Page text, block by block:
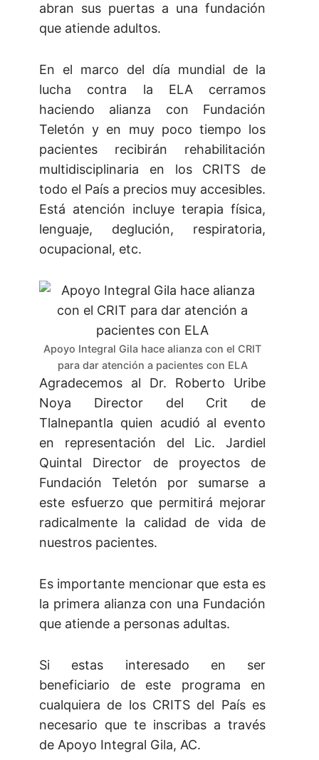
abran sus puertas a una fundación
que atiende adultos.
En el marco del día mundial de la
lucha contra la ELA cerramos
haciendo alianza con Fundación
Teletón y en muy poco tiempo los
pacientes recibirán rehabilitación
multidisciplinaria en los CRITS de
todo el País a precios muy accesibles.
Está atención incluye terapia física,
lenguaje, deglución, respiratoria,
ocupacional, etc.
Apoyo Integral Gila hace alianza con el CRIT
para dar atención a pacientes con ELA
Agradecemos al Dr. Roberto Uribe
Noya Director del Crit de
Tlalnepantla quien acudió al evento
en representación del Lic. Jardiel
Quintal Director de proyectos de
Fundación Teletón por sumarse a
este esfuerzo que permitirá mejorar
radicalmente la calidad de vida de
nuestros pacientes.
Es importante mencionar que esta es
la primera alianza con una Fundación
que atiende a personas adultas.
Si estas interesado en ser
beneficiario de este programa en
cualquiera de los CRITS del País es
necesario que te inscribas a través
de Apoyo Integral Gila, AC.